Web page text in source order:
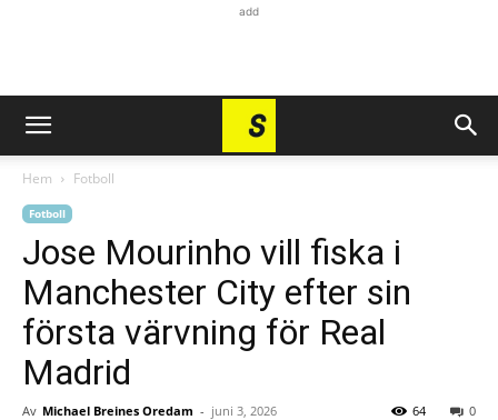
add
Hem Fotboll
Fotboll
Jose Mourinho vill fiska i
Manchester City efter sin
första värvning för Real
Madrid
Av Michael Breines Oredam - juni 3, 2026 0
64